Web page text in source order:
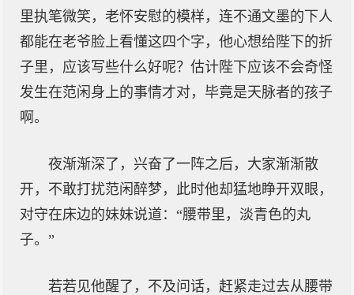
里执笔微笑，老怀安慰的模样，连不通文墨的下人
都能在老爷脸上看懂这四个字，他心想给陛下的折
子里，应该写些什么好呢？估计陛下应该不会奇怪
发生在范闲身上的事情才对，毕竟是天脉者的孩子
啊。
夜渐渐深了，兴奋了一阵之后，大家渐渐散
开，不敢打扰范闲醉梦，此时他却猛地睁开双眼，
对守在床边的妹妹说道：“腰带里，淡青色的丸
子。”
若若见他醒了，不及问话，赶紧走过去从腰带